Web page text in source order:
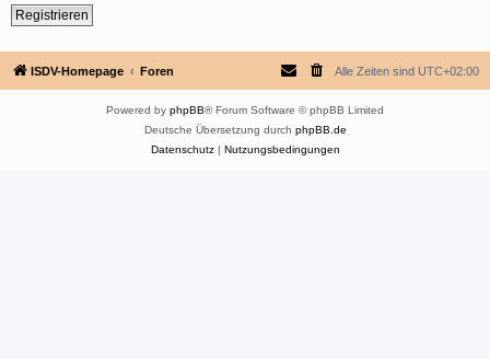
Registrieren
ISDV-Homepage Foren Alle Zeiten sind UTC+02:00
Powered by phpBB® Forum Software © phpBB Limited
Deutsche Übersetzung durch phpBB.de
Datenschutz| Nutzungsbedingungen